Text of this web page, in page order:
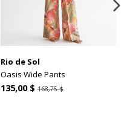
Rio de Sol
Oasis Wide Pants
135,00 $ 168,75 $